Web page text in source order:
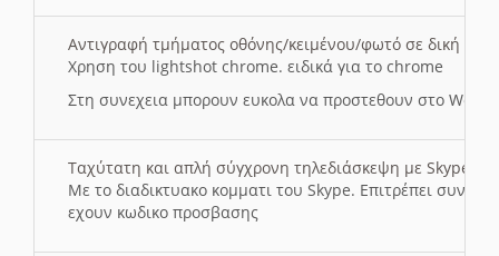
Αντιγραφή τμήματος οθόνης/κειμένου/φωτό σε δική
Χρηση του lightshot chrome. ειδικά για το chrome
Στη συνεχεια μπορουν ευκολα να προστεθουν στο Word
Ταχύτατη και απλή σύγχρονη τηλεδιάσκεψη με Skype
Με το διαδικτυακο κομματι του Skype. Επιτρέπει
εχουν κωδικο προσβασης